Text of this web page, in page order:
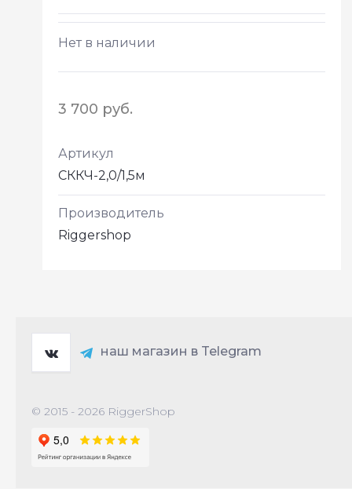
Нет в наличии
3 700 руб.
Артикул
СККЧ-2,0/1,5м
Производитель
Riggershop
наш магазин в Telegram
© 2015 - 2026 RiggerShop